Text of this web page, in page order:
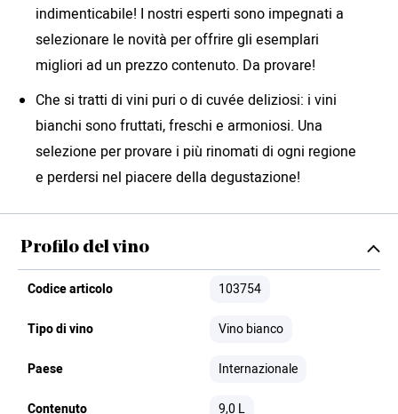
indimenticabile! I nostri esperti sono impegnati a
selezionare le novità per offrire gli esemplari
migliori ad un prezzo contenuto. Da provare!
Che si tratti di vini puri o di cuvée deliziosi: i vini
bianchi sono fruttati, freschi e armoniosi. Una
selezione per provare i più rinomati di ogni regione
e perdersi nel piacere della degustazione!
Profilo del vino
Codice articolo 103754
Tipo di vino Vino bianco
Paese Internazionale
Contenuto 9,0 L